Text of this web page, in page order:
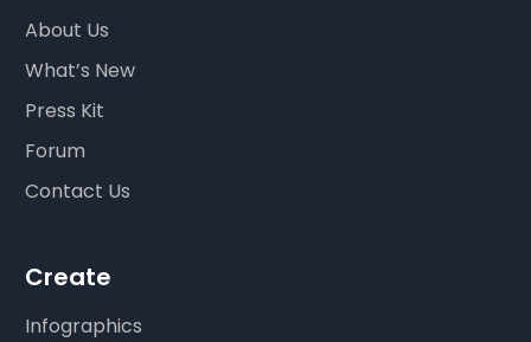
About Us
What’s New
Press Kit
Forum
Contact Us
Create
Infographics